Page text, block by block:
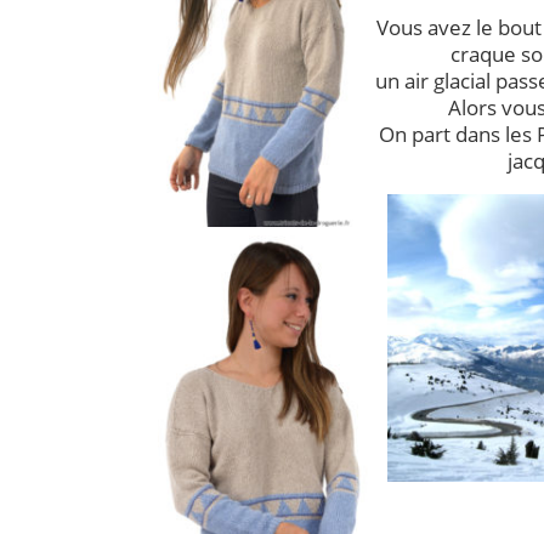
Vous avez le
craque
un air glacial
Alors
On part dans les